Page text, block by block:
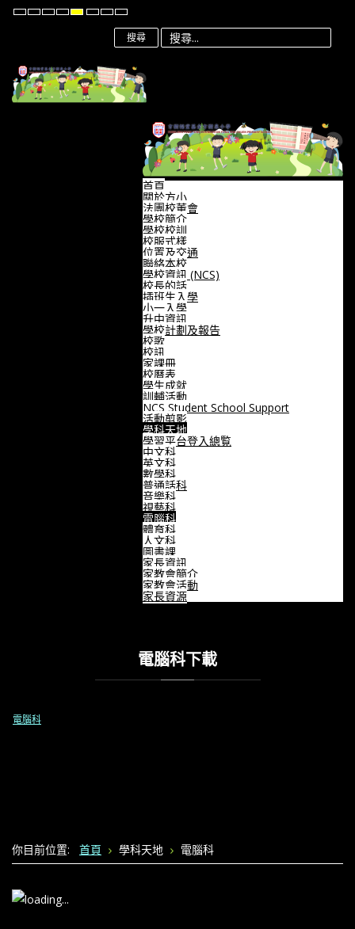
Default
NightHighHighHigh
Contrast
Set
Smaller
Set
Default
Set
Larger
Font
搜尋
首頁
關於方小
法團校董會
學校簡介
學校校訓
校服式樣
位置及交通
聯絡本校
學校資訊 (NCS)
校長的話
插班生入學
小一入學
升中資訊
學校計劃及報告
校歌
校訊
家課冊
校曆表
學生成就
訓輔活動
NCS Student School Support
活動剪影
學科天地
學習平台登入總覧
中文科
英文科
數學科
普通話科
音樂科
視藝科
電腦科
體育科
人文科
圖書課
家長資訊
家教會簡介
家教會活動
家長資源
電腦科下載
電腦科
你目前位置: 首頁 學科天地 電腦科